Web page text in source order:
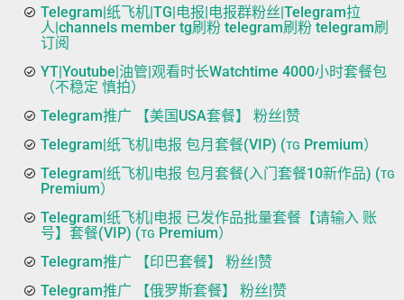
Telegram|纸飞机|TG|电报|电报群粉丝|Telegram拉
人|channels member tg刷粉 telegram刷粉 telegram刷
订阅
YT|Youtube|油管|观看时长Watchtime 4000小时套餐包
（不稳定 慎拍）
Telegram推广 【美国USA套餐】 粉丝|赞
Telegram|纸飞机|电报 包月套餐(VIP) (ᴛɢ Premium）
Telegram|纸飞机|电报 包月套餐(入门套餐10新作品) (ᴛɢ
Premium）
Telegram|纸飞机|电报 已发作品批量套餐【请输入 账
号】套餐(VIP) (ᴛɢ Premium）
Telegram推广 【印巴套餐】 粉丝|赞
Telegram推广 【俄罗斯套餐】 粉丝|赞